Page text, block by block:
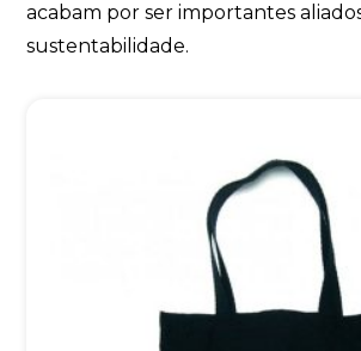
acabam por ser importantes
sustentabilidade.